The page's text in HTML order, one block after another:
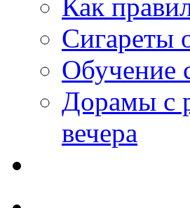
Как
Сигареты
Обучение
Дорамы с
вечера